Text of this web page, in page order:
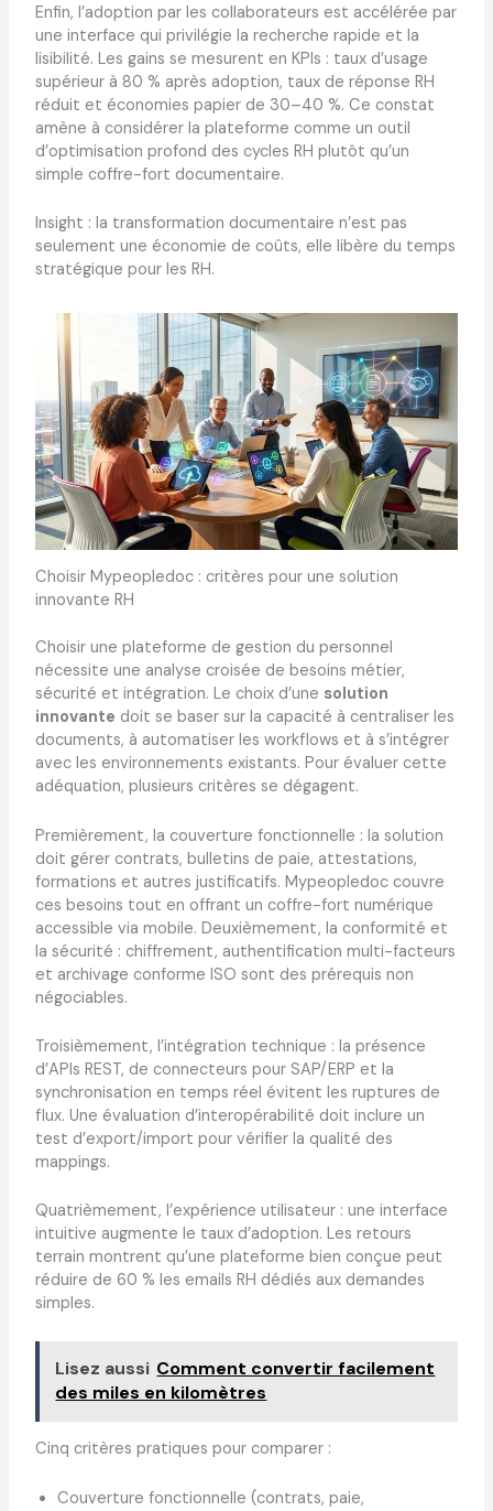
Enfin, l’adoption par les collaborateurs est accélérée par
une interface qui privilégie la recherche rapide et la
lisibilité. Les gains se mesurent en KPIs : taux d’usage
supérieur à 80 % après adoption, taux de réponse RH
réduit et économies papier de 30–40 %. Ce constat
amène à considérer la plateforme comme un outil
d’optimisation profond des cycles RH plutôt qu’un
simple coffre-fort documentaire.
Insight : la transformation documentaire n’est pas
seulement une économie de coûts, elle libère du temps
stratégique pour les RH.
Choisir Mypeopledoc : critères pour une solution
innovante RH
Choisir une plateforme de gestion du personnel
nécessite une analyse croisée de besoins métier,
sécurité et intégration. Le choix d’une solution
innovante doit se baser sur la capacité à centraliser les
documents, à automatiser les workflows et à s’intégrer
avec les environnements existants. Pour évaluer cette
adéquation, plusieurs critères se dégagent.
Premièrement, la couverture fonctionnelle : la solution
doit gérer contrats, bulletins de paie, attestations,
formations et autres justificatifs. Mypeopledoc couvre
ces besoins tout en offrant un coffre-fort numérique
accessible via mobile. Deuxièmement, la conformité et
la sécurité : chiffrement, authentification multi-facteurs
et archivage conforme ISO sont des prérequis non
négociables.
Troisièmement, l’intégration technique : la présence
d’APIs REST, de connecteurs pour SAP/ERP et la
synchronisation en temps réel évitent les ruptures de
flux. Une évaluation d’interopérabilité doit inclure un
test d’export/import pour vérifier la qualité des
mappings.
Quatrièmement, l’expérience utilisateur : une interface
intuitive augmente le taux d’adoption. Les retours
terrain montrent qu’une plateforme bien conçue peut
réduire de 60 % les emails RH dédiés aux demandes
simples.
Lisez aussi Comment convertir facilement
des miles en kilomètres
Cinq critères pratiques pour comparer :
Couverture fonctionnelle (contrats, paie,